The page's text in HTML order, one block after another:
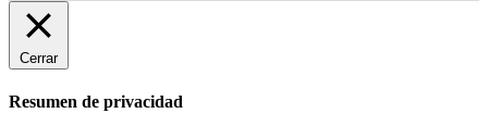
Cerrar
Resumen de privacidad